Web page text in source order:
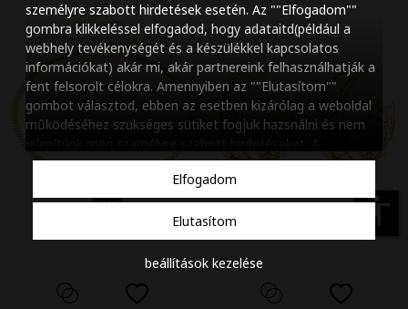
személyre szabott hirdetések esetén. Az ""Elfogadom""
gombra klikkeléssel elfogadod, hogy adataitd(például a
webhely tevékenységét és a készülékkel kapcsolatos
információkat) akár mi, akár partnereink felhasználhatják a
fent felsorolt célokra. Amennyiben az ""Elutasítom""
gombot választod, ebben az esetben kizárólag a weboldal
működéséhez szükséges sütiket fogjuk hazsnálni és nem
beállításaidat bármikor módosíthatod, a ""Beállítások
kezelése"" gombra kattintva. Tudj meg többet
szabályzatunkról.
Elfogadom
Elutasítom
beállítások kezelése
accessibility
Szóköz csökkentése
Sortávolság
Sortávolság
Színek invertálása
Szürke
Nagy kurzor